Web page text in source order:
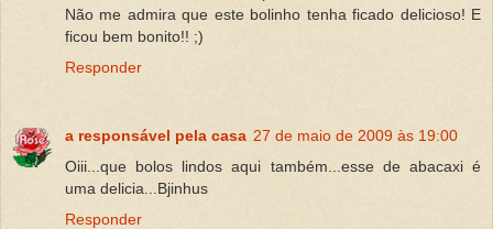
Não me admira que este bolinho tenha ficado delicioso! E
ficou bem bonito!! ;)
Responder
a responsável pela casa 27 de maio de 2009 às 19:00
Oiii...que bolos lindos aqui também...esse de abacaxi é
uma delicia...Bjinhus
Responder